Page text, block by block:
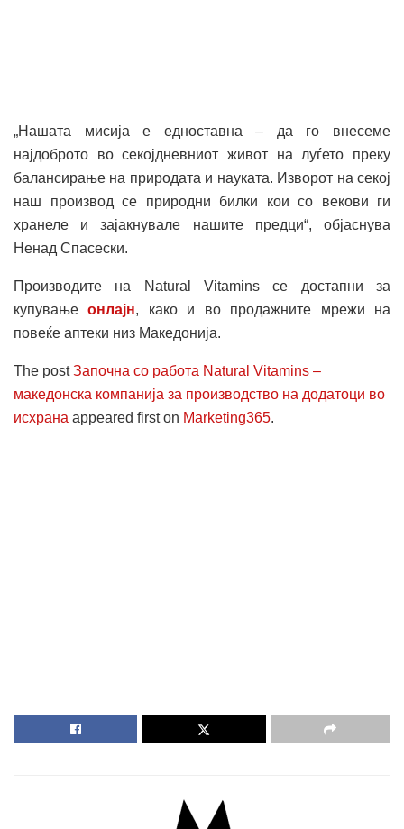
„Нашата мисија е едноставна – да го внесеме
најдоброто во секојдневниот живот на луѓето преку
балансирање на природата и науката. Изворот на секој
наш производ се природни билки кои со векови ги
хранеле и зајакнувале нашите предци“, објаснува
Ненад Спасески.
Производите на Natural Vitamins се достапни за
купувањеонлајн, како и во продажните мрежи на
повеќе аптеки низ Македонија.
The postЗапочна со работа Natural Vitamins –
македонска компанија за производство на додатоци во
исхрана appeared first on Marketing365.